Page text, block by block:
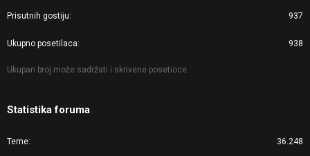
Prisutnih gostiju 937
Ukupno posetilaca 938
Ukupan broj može sadržati i skrivene posetioce.
Statistika foruma
Teme 36.248